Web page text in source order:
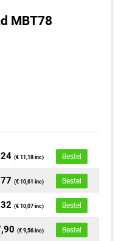
MBT78
(€ 11,18 inc) Bestel
(€ 10,61 inc) Bestel
(€ 10,07 inc) Bestel
(€ 9,56 inc) Bestel